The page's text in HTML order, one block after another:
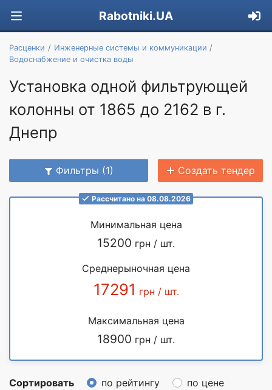
Rabotniki.UA
Расценки
Инженерные системы и коммуникации
Водоснабжение и очистка воды
Установка одной фильтрующей
колонны от 1865 до 2162 в г.
Днепр
Фильтры (1) Создать тендер
Рассчитано на 08.08.2026
Минимальная цена
15200 грн / шт.
Среднерыночная цена
17291 грн / шт.
Максимальная цена
18900 грн / шт.
Сортировать по рейтингу
по цене